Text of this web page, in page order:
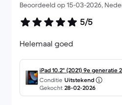
Beoordeeld op 15-03-2026,
5/5
Helemaal goed
iPad 10.2" (2021) 9e generatie
Conditie Uitstekend
Gekocht 28-02-2026